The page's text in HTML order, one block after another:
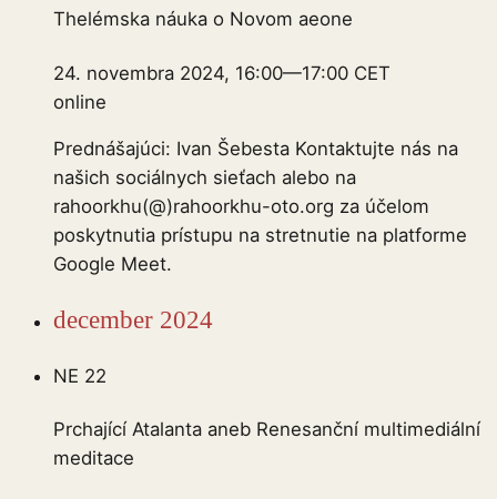
Thelémska náuka o Novom aeone
24. novembra 2024, 16:00—17:00 CET
online
Prednášajúci: Ivan Šebesta Kontaktujte nás na
našich sociálnych sieťach alebo na
rahoorkhu(@)rahoorkhu-oto.org za účelom
poskytnutia prístupu na stretnutie na platforme
Google Meet.
december 2024
NE 22
Prchající Atalanta aneb Renesanční multimediální
meditace